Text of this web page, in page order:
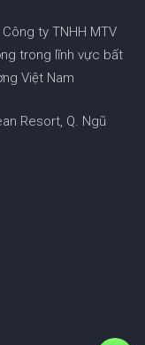
ty TNHH MTV
trong lĩnh vực bất
Việt Nam
Resort, Q. Ngũ